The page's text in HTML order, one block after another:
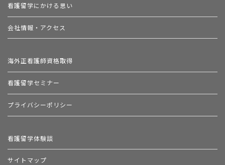
看護留学にかける思い
会社情報・アクセス
海外正看護師資格取得
看護留学セミナー
プライバシーポリシー
看護留学体験談
サイトマップ